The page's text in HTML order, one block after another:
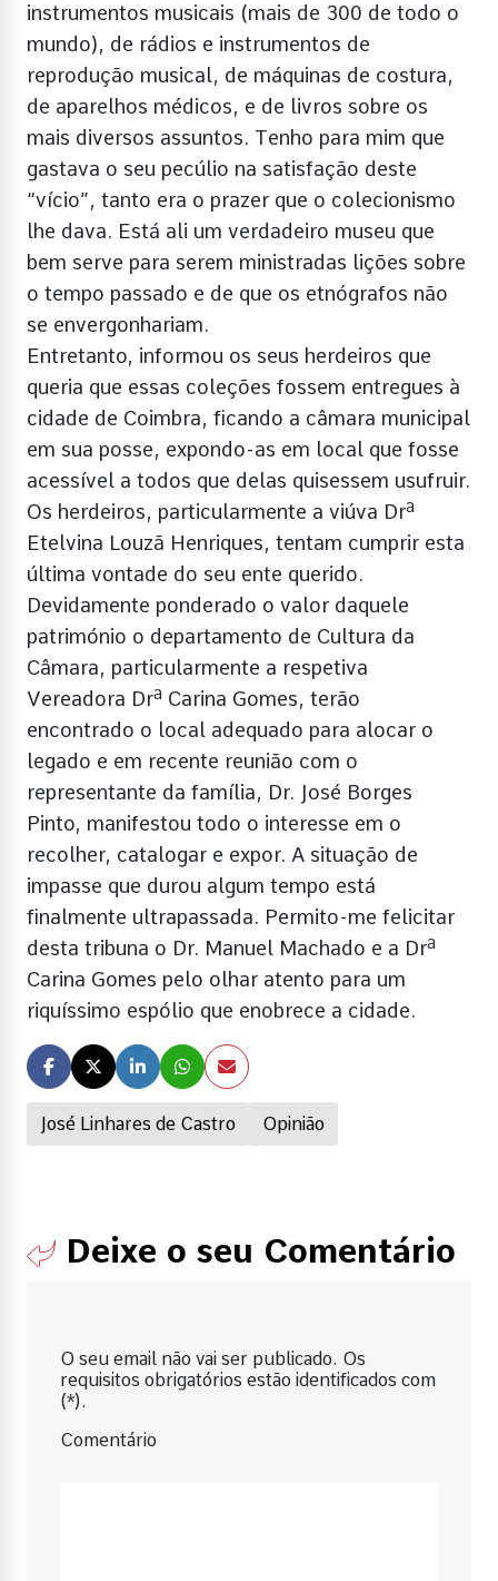
José Linhares de Castro Opinião
instrumentos musicais (mais de 300 de todo o
mundo), de rádios e instrumentos de
reprodução musical, de máquinas de costura,
de aparelhos médicos, e de livros sobre os
mais diversos assuntos. Tenho para mim que
gastava o seu pecúlio na satisfação deste
“vício”, tanto era o prazer que o colecionismo
lhe dava. Está ali um verdadeiro museu que
bem serve para serem ministradas lições sobre
o tempo passado e de que os etnógrafos não
se envergonhariam.
Entretanto, informou os seus herdeiros que
queria que essas coleções fossem entregues à
cidade de Coimbra, ficando a câmara municipal
em sua posse, expondo-as em local que fosse
acessível a todos que delas quisessem usufruir.
Os herdeiros, particularmente a viúva Drª
Etelvina Louzã Henriques, tentam cumprir esta
última vontade do seu ente querido.
Devidamente ponderado o valor daquele
património o departamento de Cultura da
Câmara, particularmente a respetiva
Vereadora Drª Carina Gomes, terão
encontrado o local adequado para alocar o
legado e em recente reunião com o
representante da família, Dr. José Borges
Pinto, manifestou todo o interesse em o
recolher, catalogar e expor. A situação de
impasse que durou algum tempo está
finalmente ultrapassada. Permito-me felicitar
desta tribuna o Dr. Manuel Machado e a Drª
Carina Gomes pelo olhar atento para um
riquíssimo espólio que enobrece a cidade.
Deixe o seu Comentário
O seu email não vai ser publicado. Os
requisitos obrigatórios estão identificados com
(*).
Comentário